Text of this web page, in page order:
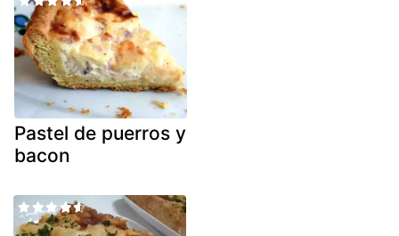
Pastel de puerros y
bacon